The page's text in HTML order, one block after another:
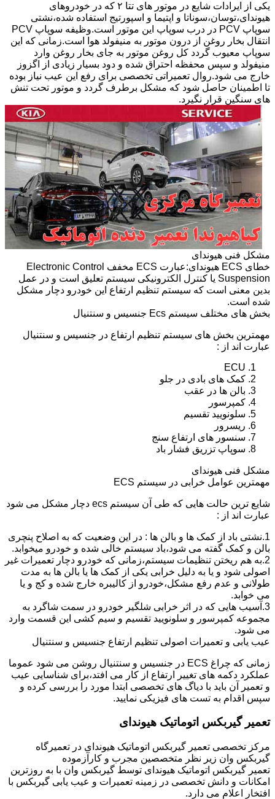
یکی از ایرادات شایع در موتور های تتا ۲ که در خودروهای
هیوندای،توسان،سوناتا و اپتیما و اسپورتیج استفاده شده،نشتی
سوپاپ PCV در درب سوپاپ این موتور است.وظیفه سوپاپ PCV
انتقال بخار روغن از درون موتور به منیفولد هوا است.زمانی که این
سوپاپ معیوب گردد کل روغن موتور به جای بخار روغن وارد
منیفولد و سپس محفظه احتراق شده و دود بسیار زیادی از اگزوز
خارج می شود.روال تعمیراتی تخصصی برای رفع این عیب نیاز بوده
تا اطمینان حاصل شود که مشکل برطرف گردد و موتور تحت تنش
های سنگین قرار نگیرد.
مشکل فنی هیوندای
خطای ECS هیوندای:عبارت ECS مخفف Electronic Control
Suspension یا کنترل الکترونیکی سیستم تعلیق است و در عمل
بدین معنی است که سیستم تنظیم ارتفاع این خودرو دچار مشکل
شده است.
بخش های مختلف سیستم Ecs جنسیس و سنتنیال
مهمترین بخش های سیستم تنظیم ارتفاع در جنسیس و سنتنیال
عبارت اند از :
ECU
کمک های بادی در جلو
بالن ها در عقب
کمپرسور
سلونویید تقسیم
ریسرور
سنسور های ارتفاع سنج
سوپاپ تزریق فشار باد
مشکل فنی هیوندای
مهمترین عوامل خرابی در سیستم ECS
شایع ترین حالت هایی که طی آن سیستم ecs دچار مشکل می شود
عبارت اند از :
1.نشتی باد از کمک ها و بالن ها : در این وضعیت که به اصلاح پنچری
بالن و کمک گفته می شود،باد سیستم خالی شده و خودرو میخوابد.
2.به هم ریختن تنظیمات سیستم،زمانی که خودرو دچار تعمیرات غیر
اصولی شود و یا به دلیل خرابی یکی از کمک ها یا بالن ها به مدت
طولانی و عدم رفع مشکل،خودرو از کالیبره خارج شده و کج و یا
می خوابد.
3.آسیب هایی که در اثر خرابی شلگیر خودرو در سمت شاگرد به
مجموعه کمپرسور و سلونویید تقسیم و سیم کشی این قسمت وارد
می شود.
عیب یابی و تعمیرات اصولی تنظیم ارتفاع جنسیس و سنتنیال
زمانی که چراغ ECS در جنسیس و سنتنیال روشن می شود عموما
عملکرد دکمه های تغییر ارتفاع از کار می افتد،برای شناسایی عیب
و تعمیر آن باید با دیاگ های تخصصی ابتدا مورد را بررسی کرده و
سپس اقدام به تست های فیزیکی نمایید.
تعمیر گیربکس اتوماتیک هیوندای
مرکز تخصصی تعمیر گیربکس اتوماتیک هیوندای در تعمیرگاه
گیربکس وان زیر نظر متخصصین مجرب و کارآزموده
تعمیر گیربکس اتوماتیک هیوندای توسط گیربکس وان با به روزترین
امکانات و دانش تخصصی در زمینه تعمیرات و عیب یابی گیربکس با
افتخار اعلام می دارد.